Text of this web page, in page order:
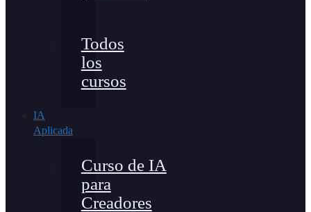
Todos
los
cursos
IA
Aplicada
Curso de IA
para
Creadores